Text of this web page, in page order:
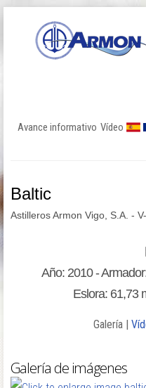
Avance informativo Vídeo
Baltic
Astilleros Armon Vigo, S.A. -
Año: 2010 -
Eslora: 61,73
Galería |
Galería de imágenes